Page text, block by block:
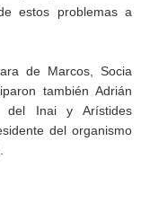
estos problemas a
de Marcos, Socia
también Adrián
del Inai y Arístides
del organismo